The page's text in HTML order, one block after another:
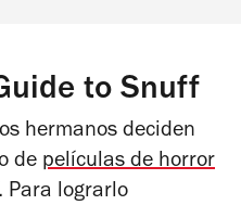
to Snuff
hermanos deciden
de películas de horror
Para lograrlo